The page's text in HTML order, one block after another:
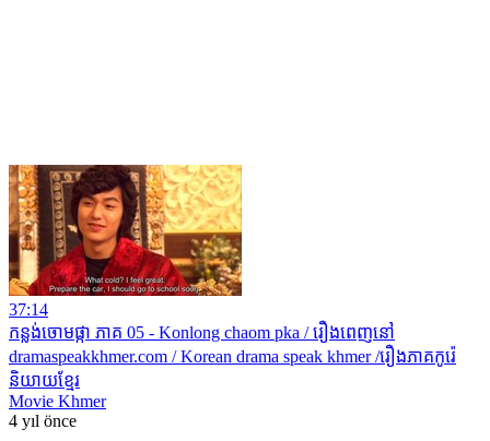
37:14
កន្លង់ចោមផ្កា ភាគ 05 - Konlong chaom pka / រឿងពេញនៅ
dramaspeakkhmer.com / Korean drama speak khmer /រឿងភាគកូរ៉េ
និយាយខ្មែរ
Movie Khmer
4 yıl önce